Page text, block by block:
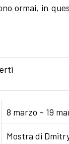
ormai, in
8 marzo – 19
Mostra di